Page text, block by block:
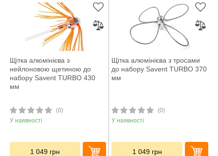
Щітка алюмінієва з
нейлоновою щетиною до
набору Savent TURBO 430
мм
(0)
У наявності
1 049 грн
Щітка алюмінієва з тросами
до набору Savent TURBO 370
мм
(0)
У наявності
1 049 грн